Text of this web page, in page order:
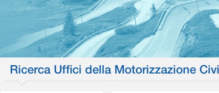
Ricerca Uffici della Motorizzazione